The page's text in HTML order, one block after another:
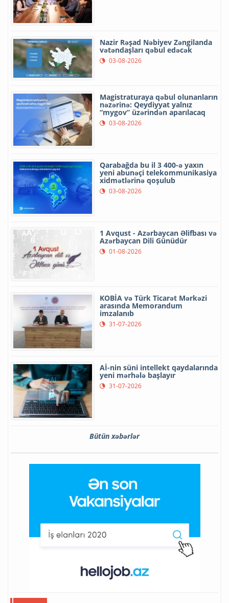
Nazir Rəşad Nəbiyev Zəngilanda
vətəndaşları qəbul edəcək
03-08-2026
Magistraturaya qəbul olunanların
nəzərinə: Qeydiyyat yalnız
“mygov” üzərindən aparılacaq
03-08-2026
Qarabağda bu il 3 400-ə yaxın
yeni abunəçi telekommunikasiya
xidmətlərinə qoşulub
03-08-2026
1 Avqust - Azərbaycan Əlifbası və
Azərbaycan Dili Günüdür
01-08-2026
KOBİA və Türk Ticarət Mərkəzi
arasında Memorandum
imzalanıb
31-07-2026
Aİ-nin süni intellekt qaydalarında
yeni mərhələ başlayır
31-07-2026
Bütün xəbərlər